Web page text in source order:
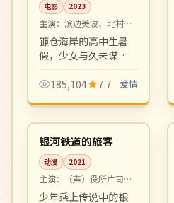
电影 2023
主演： 滨边美波、北村匠
海 等
镰仓海岸的高中生暑
假，少女与久未谋面
的青梅竹马在烟火大
会前夕重新认识彼
爱情之作。
185,104 7.7 爱情
日本
4K 99:58
银河铁道的旅客
动漫 2021
主演：
（声）役所广司、
宫崎葵 等
少年乘上传说中的银